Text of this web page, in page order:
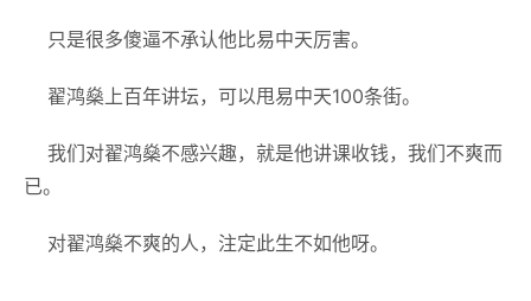
只是很多傻逼不承认他比易中天厉害。
翟鸿燊上百年讲坛，可以甩易中天100条街。
我们对翟鸿燊不感兴趣，就是他讲课收钱，我们不爽而
已。
对翟鸿燊不爽的人，注定此生不如他呀。